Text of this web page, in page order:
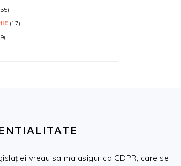
(17)
vreau sa ma asigur ca GDPR, care se